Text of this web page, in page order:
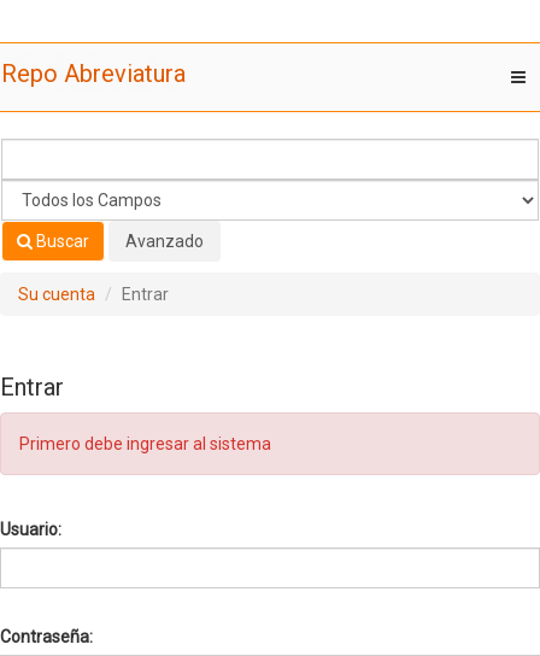
Repo Abreviatura
Buscar Avanzado
Su cuenta Entrar
Entrar
Primero debe ingresar al sistema
Usuario:
Contraseña: